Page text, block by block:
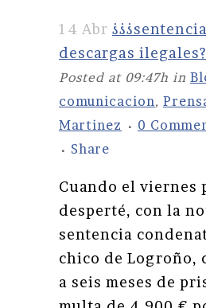
14 Abr
descargas
Posted at 09:47h in
comunicacion,
Martinez
0
Share
Cuando el viernes
desperté, con la
sentencia
chico de Logroño,
a seis meses de